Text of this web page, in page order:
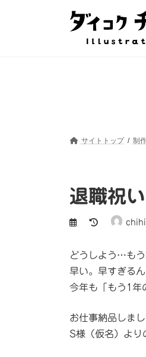
サイトトップ 制
退職祝
最
新
時
:
どうしよう…もう
早い。早すぎるん
今年も「もう1年
お仕事納品しまし
S様（仮名）より